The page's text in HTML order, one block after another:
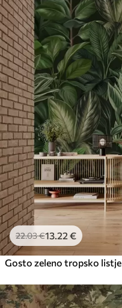
22.03€13 .22 €
Gosto zeleno tropsko listje